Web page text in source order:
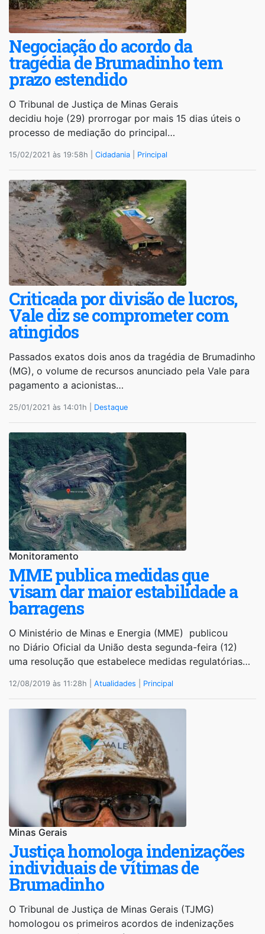
Negociação do acordo da
tragédia de Brumadinho tem
prazo estendido
O Tribunal de Justiça de Minas Gerais
decidiu hoje (29) prorrogar por mais 15 dias úteis o
processo de mediação do principal…
15/02/2021 às 19:58h | Cidadania Principal
Criticada por divisão de lucros,
Vale diz se comprometer com
atingidos
Passados exatos dois anos da tragédia de Brumadinho
(MG), o volume de recursos anunciado pela Vale para
pagamento a acionistas…
25/01/2021 às 14:01h | Destaque
Monitoramento
MME publica medidas que
visam dar maior estabilidade a
barragens
O Ministério de Minas e Energia (MME) publicou
no Diário Oficial da União desta segunda-feira (12)
uma resolução que estabelece medidas regulatórias…
12/08/2019 às 11:28h | Atualidades Principal
Minas Gerais
Justiça homologa indenizações
individuais de vítimas de
Brumadinho
O Tribunal de Justiça de Minas Gerais (TJMG)
homologou os primeiros acordos de indenizações